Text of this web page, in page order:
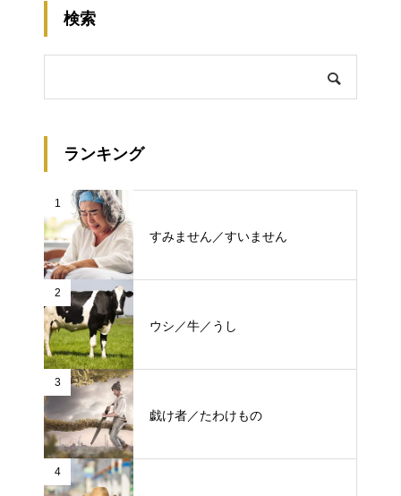
検索
ランキング
1
すみません／すいません
2
ウシ／牛／うし
3
戯け者／たわけもの
4